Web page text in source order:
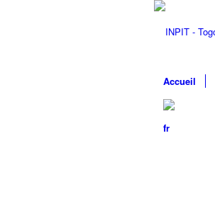
Accueil